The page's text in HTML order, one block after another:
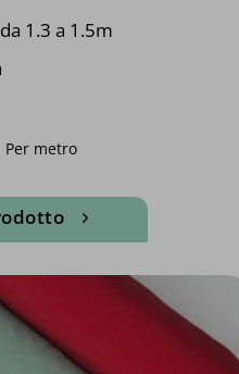
1.3 a 1.5m
Fascia di prezzo: da €8.95 a €13.95
Per metro